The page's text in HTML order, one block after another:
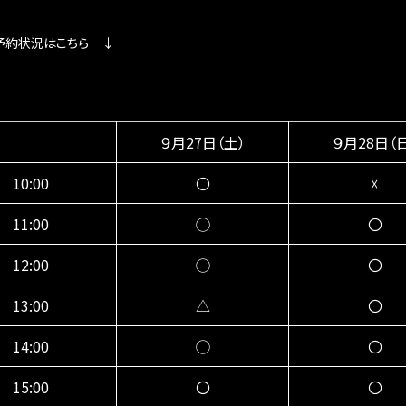
約状況はこちら ↓
９月27日（土）
９月28日（
10:00
〇
☓
11:00
◯
〇
12:00
◯
〇
13:00
△
〇
14:00
◯
〇
15:00
〇 〇